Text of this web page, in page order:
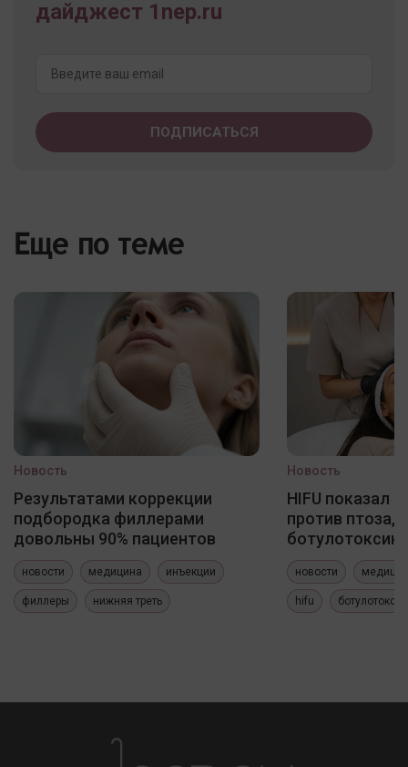
дайджест 1nep.ru
Еще по теме
Новость
Результатами коррекции
подбородка филлерами
довольны 90% пациентов
новости медицина инъекции
филлеры нижняя треть
Новость
HIFU показал
против птоза,
новости
hifu ботулотоксин